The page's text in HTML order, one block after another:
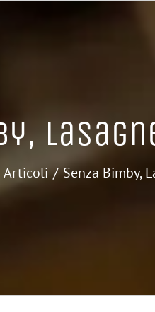
Articoli Senza Bimby,